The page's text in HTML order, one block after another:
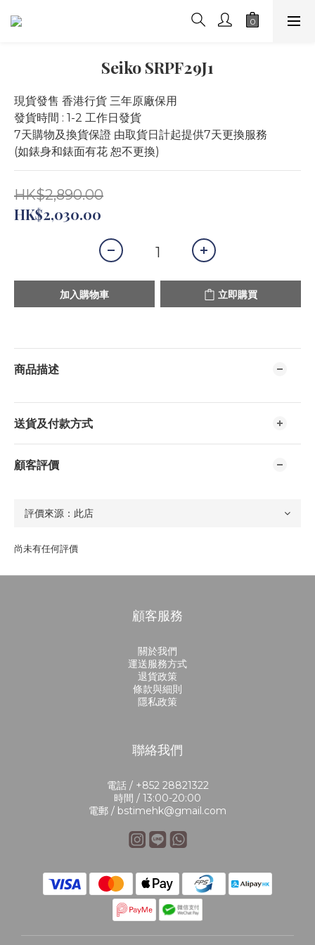
Seiko SRPF29J1
現貨發售 香港行貨 三年原廠保用
發貨時間 : 1-2 工作日發貨
7天購物及換貨保證 由取貨日計起提供7天更換服務
(如錶身和錶面有花 恕不更換)
HK$2,890.00
HK$2,030.00
加入購物車 立即購買
商品描述
送貨及付款方式
顧客評價
尚未有任何評價
顧客服務
關於我們
運送服務方式
退貨政策
條款與細則
隱私政策
聯絡我們
電話 / +852 28821322
時間 / 13:00-20:00
電郵 / bstimehk@gmail.com